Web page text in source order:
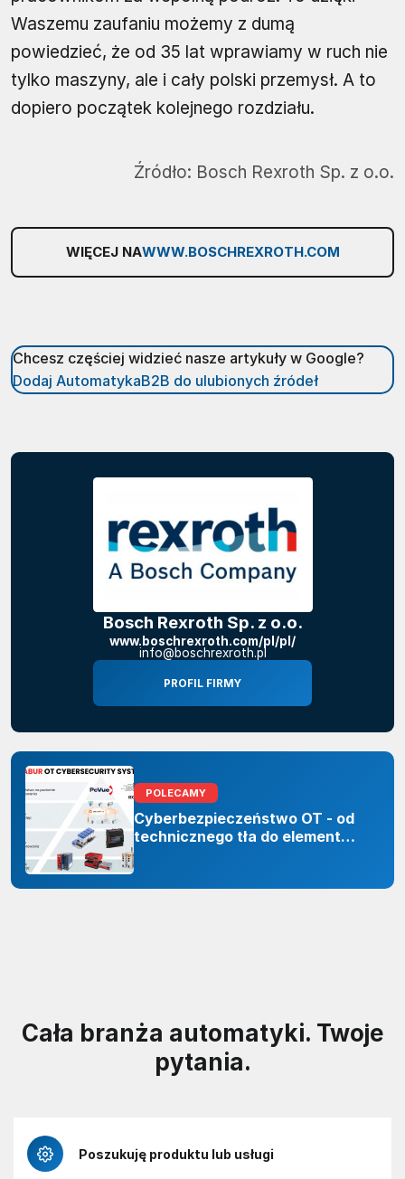
Waszemu zaufaniu możemy z dumą
powiedzieć, że od 35 lat wprawiamy w ruch nie
tylko maszyny, ale i cały polski przemysł. A to
dopiero początek kolejnego rozdziału.
Źródło: Bosch Rexroth Sp. z o.o.
WIĘCEJ NAWWW.BOSCHREXROTH.COM
Chcesz częściej widzieć nasze artykuły w Google?
Dodaj AutomatykaB2B do ulubionych źródeł
Bosch Rexroth Sp. z o.o.
www.boschrexroth.com/pl/pl/
info@boschrexroth.pl
PROFIL FIRMY
POLECAMY
Cyberbezpieczeństwo OT - od
technicznego tła do elementu
Cała branża automatyki. Twoje
pytania.
Poszukuję produktu lub usługi